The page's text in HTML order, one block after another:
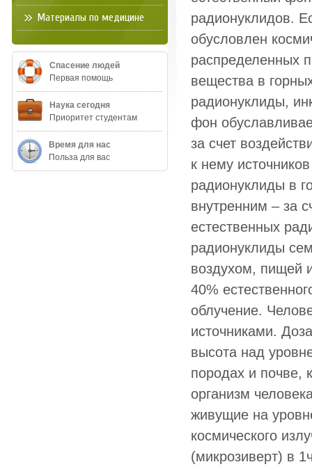
радионуклидов.
обусловлен
распределенных
вещества в
радионуклиды,
фон
за счет
к нему
радионуклиды в
внутренним – за
естественных
радионуклиды
воздухом, пищей
40%
облучение.
источниками.
высота над
породах и почве,
организм
живущие на
космического
(микрозиверт) в
Материалы по медицине
Спасение людей
Первая помощь
Наука сегодня
Приоритет студентам
Время для нас
Польза для вас